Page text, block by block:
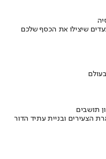
שיצילו את הכסף שלכם
הצעירים ובניית עתיד הדור